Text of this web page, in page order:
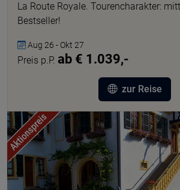
La Route Royale. Tourencharakter:
Bestseller!
Aug 26 - Okt 27
Preis p.P. ab € 1.039,-
zur Reise